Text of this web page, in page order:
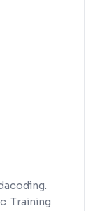
Training